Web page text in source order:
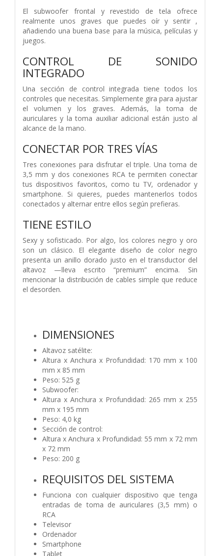
El subwoofer frontal y revestido de tela ofrece
realmente unos graves que puedes oír y sentir ,
añadiendo una buena base para la música, películas y
juegos.
CONTROL DE SONIDO
INTEGRADO
Una sección de control integrada tiene todos los
controles que necesitas. Simplemente gira para ajustar
el volumen y los graves. Además, la toma de
auriculares y la toma auxiliar adicional están justo al
alcance de la mano.
CONECTAR POR TRES VÍAS
Tres conexiones para disfrutar el triple. Una toma de
3,5 mm y dos conexiones RCA te permiten conectar
tus dispositivos favoritos, como tu TV, ordenador y
smartphone. Si quieres, puedes mantenerlos todos
conectados y alternar entre ellos según prefieras.
TIENE ESTILO
Sexy y sofisticado. Por algo, los colores negro y oro
son un clásico. El elegante diseño de color negro
presenta un anillo dorado justo en el transductor del
altavoz —lleva escrito “premium” encima. Sin
mencionar la distribución de cables simple que reduce
el desorden.
DIMENSIONES
Altavoz satélite:
Altura x Anchura x Profundidad: 170 mm x 100
mm x 85 mm
Peso: 525 g
Subwoofer:
Altura x Anchura x Profundidad: 265 mm x 255
mm x 195 mm
Peso: 4,0 kg
Sección de control:
Altura x Anchura x Profundidad: 55 mm x 72 mm
x 72 mm
Peso: 200 g
REQUISITOS DEL SISTEMA
Funciona con cualquier dispositivo que tenga
entradas de toma de auriculares (3,5 mm) o
RCA
Televisor
Ordenador
Smartphone
Tablet